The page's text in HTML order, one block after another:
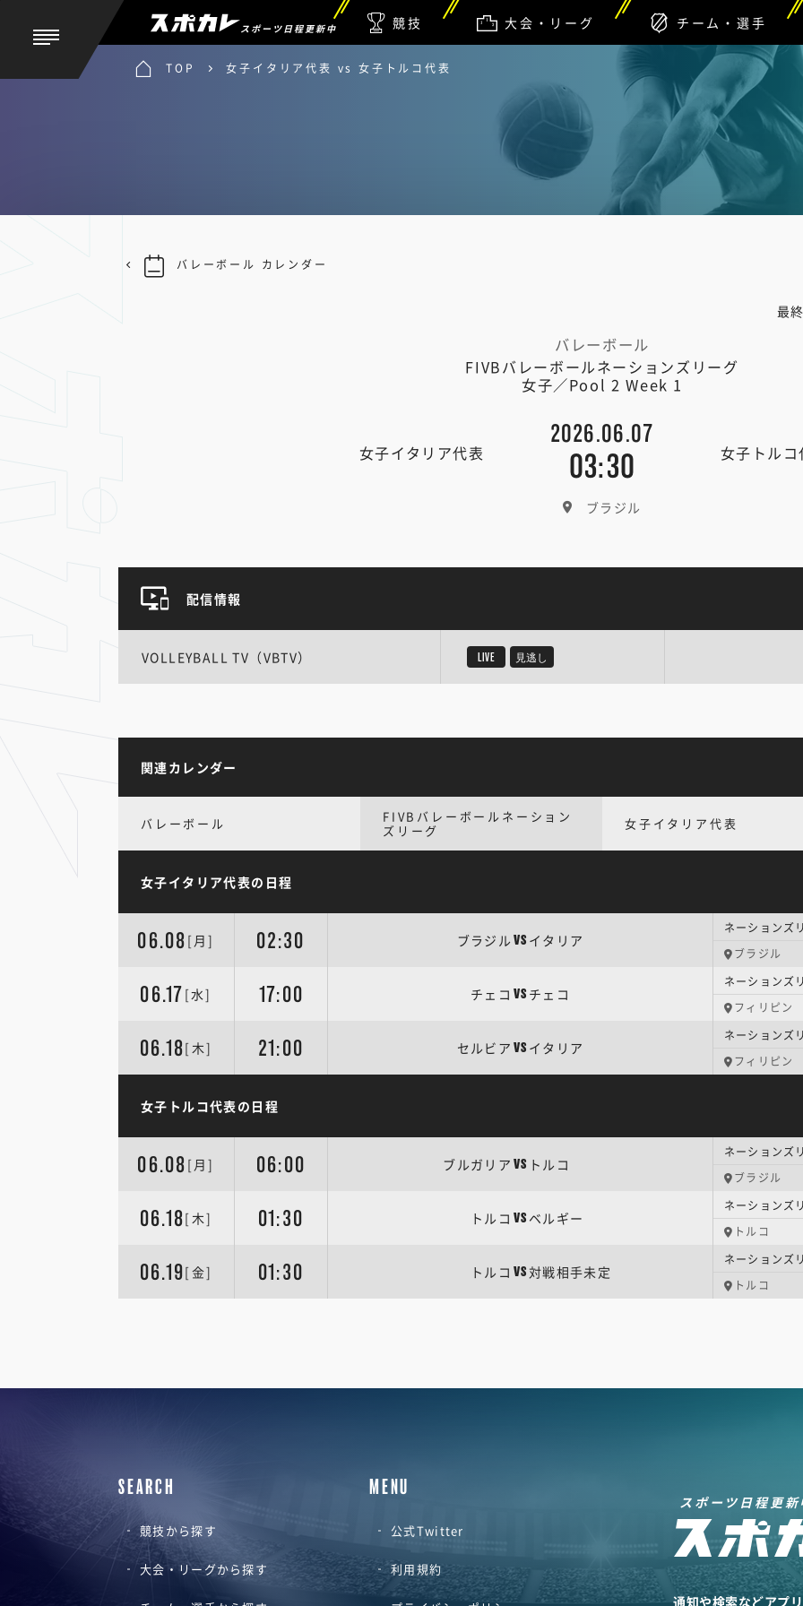
スポーツ日程更新中 競技 大会・リーグ チーム・選手
TOP 女子イタリア代表 vs 女子トルコ代表
最
バレーボール
FIVBバレーボールネーションズリーグ
女子／Pool 2 Week 1
女子イタリア代表
2026.06.07
03:30 女子トルコ
ブラジル
バレーボール カレンダー
配信情報
VOLLEYBALL TV（VBTV） LIVE 見逃し
関連カレンダー
バレーボール
FIVBバレーボールネーション
ズリーグ
女子イタリア代表
女子イタリア代表の日程
06.08 [月] 02:30 ブラジルVS イタリア
ネーション
ブラジル
06.17 [水] 17:00 チェコ VS チェコ
ネーション
フィリピン
06.18[木] 21:00 セルビア VS イタリア
ネーション
フィリピン
女子トルコ代表の日程
06.08 [月] 06:00 ブルガリア VS トルコ
ネーション
ブラジル
06.18[木] 01:30 トルコ VS ベルギー
ネーション
トルコ
06.19[金] 01:30 トルコ VS対戦相手未定
ネーション
トルコ
SEARCH
競技から探す
大会・リーグから探す
MENU
公式Twitter
利用規約
スポーツ日程更新
通知や検索などアプ